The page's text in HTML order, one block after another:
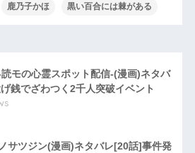
鹿乃子かほ 黒い百合には棘がある
モの心霊スポット配信-(漫画)ネタバ
銭でざわつく2千人突破イベント
サツジン(漫画)ネタバレ[20話]事件発